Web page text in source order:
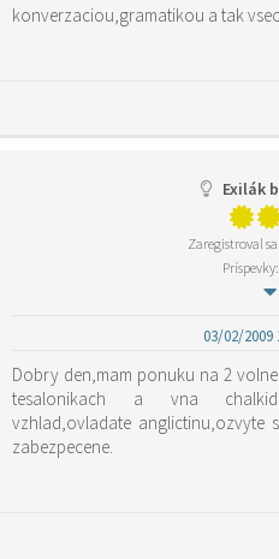
konverzaciou,gramatikou a tak
Exilák
Zaregistroval
03/02/2009
Dobry den,mam ponuku na 2
tesalonikach a vna
vzhlad,ovladate anglictinu,ozvyte
zabezpecene.